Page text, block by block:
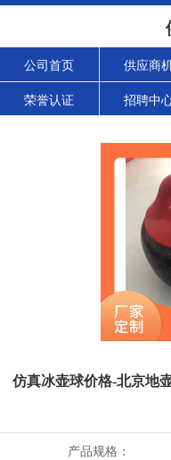
公司首页 供应商
荣誉认证 招聘中
仿真冰壶球价格-北京地
产品规格：